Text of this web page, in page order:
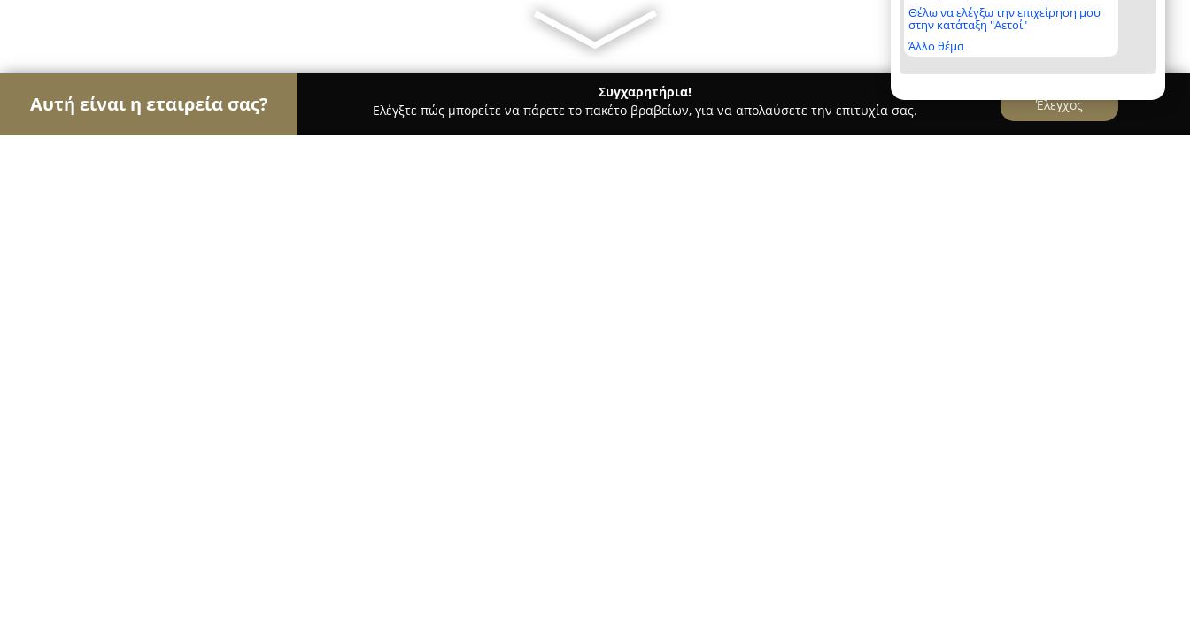
Θέλω να ελέγξω την επιχείρηση μου
στην κατάταξη "Αετοί"
Άλλο θέμα
Αυτή είναι η εταιρεία σας?
Συγχαρητήρια!
Ελέγξτε πώς μπορείτε να πάρετε το πακέτο βραβείων, για να απολαύσετε την επιτυχία σας.
Έλεγχος